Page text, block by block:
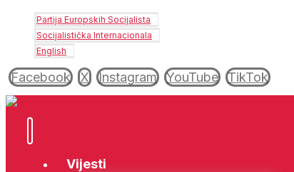
Partija Europskih Socijalista
Socijalistička Internacionala
English
Facebook X Instagram YouTube TikTok
Vijesti